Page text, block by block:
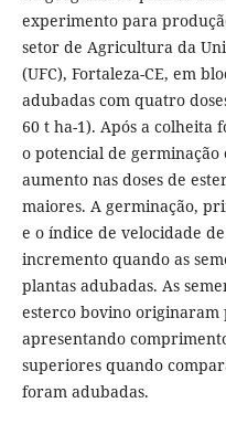
experimento para
setor de Agricultura da
(UFC), Fortaleza-CE, em
adubadas com quatro
60 t ha-1). Após a colheita
o potencial de germinação
aumento nas doses de
maiores. A germinação,
e o índice de velocidade
incremento quando as
plantas adubadas. As
esterco bovino originaram
apresentando
superiores quando
foram adubadas.